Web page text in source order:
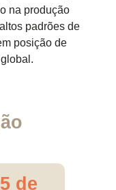
na produção
padrões de
posição de
de